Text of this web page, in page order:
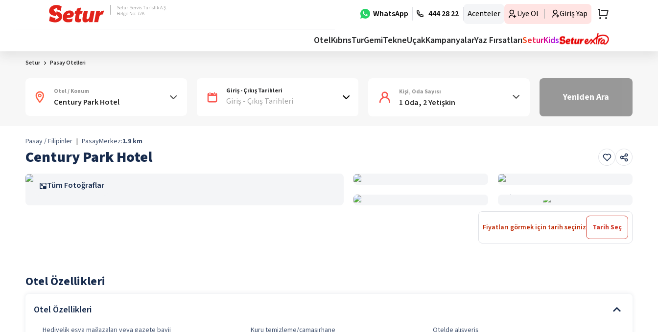
WhatsApp 444 28 22 Acenteler Üye Ol Giriş Yap
Setur Servis Turistik A.Ş.
Belge No: 728
OtelKıbrısTurGemiTekneUçakKampanyalarYaz FırsatlarıSeturKids
Setur Pasay Otelleri
Otel / Konum Giriş - Çıkış Tarihleri
Giriş - Çıkış Tarihleri
Kişi, Oda Sayısı
1 Oda, 2 Yetişkin Yeniden Ara
Pasay / Filipinler | PasayMerkez:1.9 km
Century Park Hotel
Tüm Fotoğraflar
Fiyatları görmek için tarih seçiniz Tarih Seç
Otel Özellikleri
Otel Özellikleri